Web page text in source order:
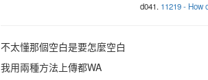
d041. 11219 - How
不太懂那個空白是要怎麼空白
我用兩種方法上傳都WA